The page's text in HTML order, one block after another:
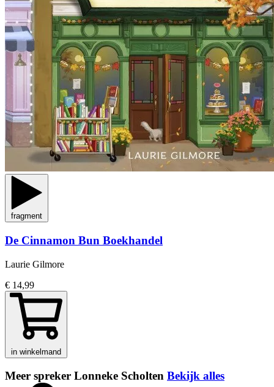
fragment
De Cinnamon Bun Boekhandel
Laurie Gilmore
€ 14,99
in winkelmand
Meer spreker Lonneke Scholten Bekijk alles